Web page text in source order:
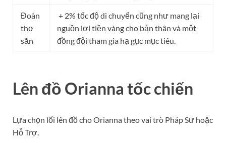
Đoàn
thợ
săn
+ 2% tốc độ di chuyển cũng như mang lại
nguồn lợi tiền vàng cho bản thân và một
đồng đội tham gia hạ gục mục tiêu.
Lên đồ Orianna tốc chiến
Lựa chọn lối lên đồ cho Orianna theo vai trò Pháp Sư hoặc
Hỗ Trợ.